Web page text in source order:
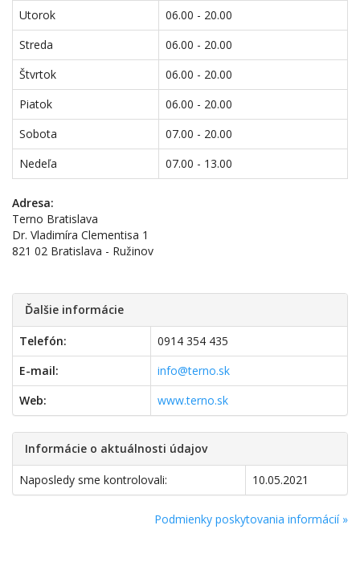
Utorok
06.00 - 20.00
Streda
06.00 - 20.00
Štvrtok
06.00 - 20.00
Piatok
06.00 - 20.00
Sobota
07.00 - 20.00
Nedeľa
07.00 - 13.00
Adresa:
Terno Bratislava
Dr. Vladimíra Clementisa 1
821 02 Bratislava - Ružinov
Ďalšie informácie
Telefón:
0914 354 435
E-mail:
info@terno.sk
Web:
www.terno.sk
Informácie o aktuálnosti údajov
Naposledy sme kontrolovali: 10.05.2021
Podmienky poskytovania informácií »